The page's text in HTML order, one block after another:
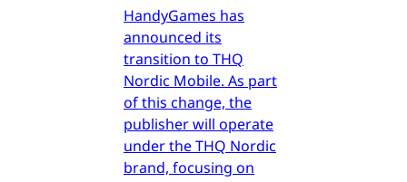
HandyGames has
announced its
transition to THQ
Nordic Mobile. As part
of this change, the
publisher will operate
under the THQ Nordic
brand, focusing on